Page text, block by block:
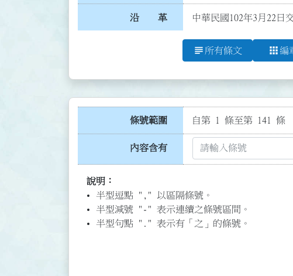
沿 革 中華民國102年3月22日
subject 所有條文 apps 編
條號範圍 自第 1 條至第 141 條
內容含有
說明：
半型逗點 "," 以區隔條號。
半型減號 "-" 表示連續之條號區間。
半型句點 "." 表示有「之」的條號。